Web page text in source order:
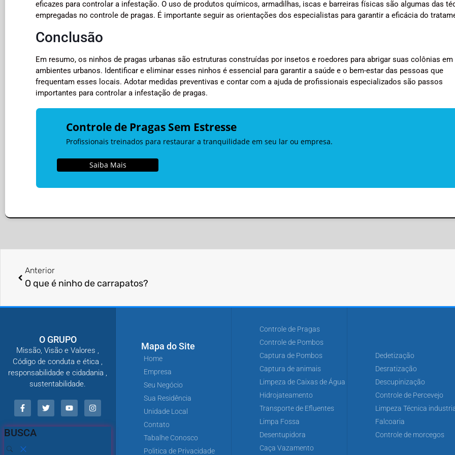
eficazes para controlar a infestação. O uso de produtos químicos, armadilhas, iscas e barreiras físicas são algumas das
empregadas no controle de pragas. É importante seguir as orientações dos especialistas para garantir a eficácia do
Conclusão
Em resumo, os ninhos de pragas urbanas são estruturas construídas por insetos e roedores para abrigar suas colônias em
ambientes urbanos. Identificar e eliminar esses ninhos é essencial para garantir a saúde e o bem-estar das pessoas que
frequentam esses locais. Adotar medidas preventivas e contar com a ajuda de profissionais especializados são passos
importantes para controlar a infestação de pragas.
Controle de Pragas Sem Estresse
Profissionais treinados para restaurar a tranquilidade em seu lar ou empresa.
Saiba Mais
Anterior
O que é ninho de carrapatos?
O GRUPO
Missão, Visão e Valores ,
Código de conduta e ética ,
responsabilidade e cidadania ,
sustentabilidade.
BUSCA
Mapa do Site
Home
Empresa
Seu Negócio
Sua Residência
Unidade Local
Contato
Tabalhe Conosco
Politica de Privacidade
Controle de Pragas
Controle de Pombos
Captura de Pombos
Captura de animais
Limpeza de Caixas de Água
Hidrojateamento
Transporte de Efluentes
Limpa Fossa
Desentupidora
Caça Vazamento
Dedetização
Desratização
Descupinização
Controle de Percevejo
Limpeza Técnica
Falcoaria
Controle de morcegos